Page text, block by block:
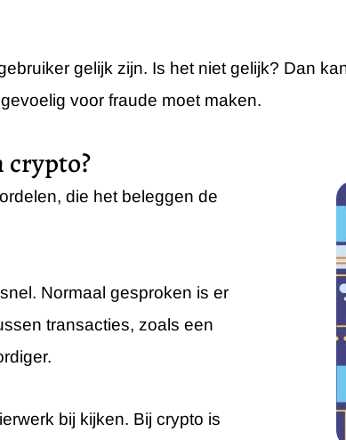
gelijk zijn. Is het niet gelijk? Dan
voor fraude moet maken.
crypto?
die het beleggen de
Normaal gesproken is er
transacties, zoals een
bij kijken. Bij crypto is